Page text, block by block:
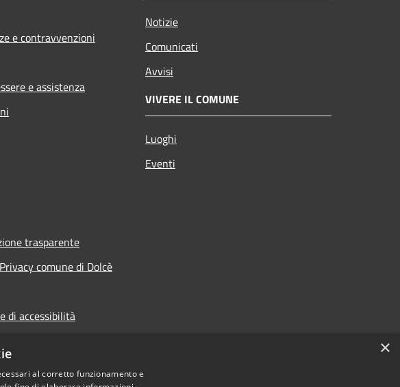
e contravvenzioni
e assistenza
Notizie
Comunicati
Avvisi
VIVERE IL COMUNE
Luoghi
Eventi
trasparente
comune di Dolcè
di accessibilità
×
al corretto funzionamento e